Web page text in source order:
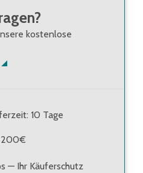
kostenlose
10 Tage
200€
— Ihr Käuferschutz